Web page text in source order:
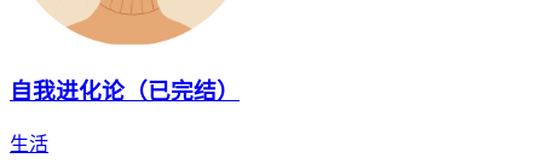
自我进化论（已完结）
生活